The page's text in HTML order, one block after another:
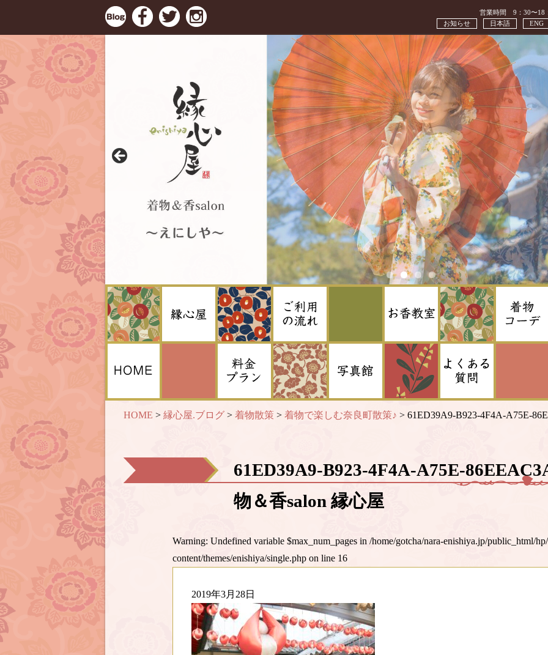
営業時間 9：30〜
ENG
日本語
お知らせ
HOME > 縁心屋.ブログ > 着物散策 > 着物で楽しむ奈良町散策♪ > 61ED39A9-B923-4F4A-A75E-
61ED39A9-B923-4F4A-A75E-
物＆香salon 縁心屋
Warning: Undefined variable $max_num_pages in /home/gotcha/nara-enishiya.jp/public_html/
content/themes/enishiya/single.php on line 16
2019年3月28日